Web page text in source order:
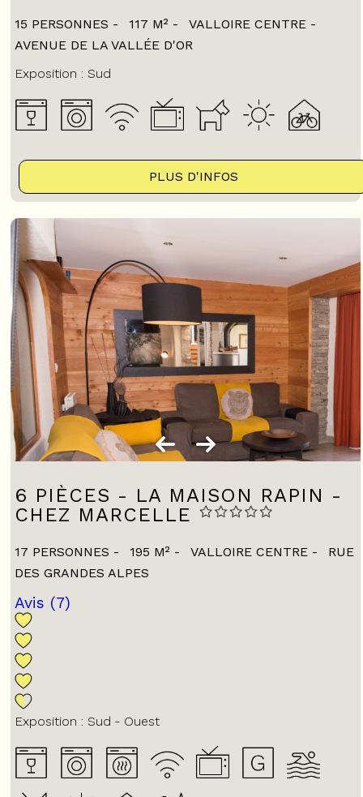
15 PERSONNES 117 M²
VALLOIRE CENTRE
AVENUE DE LA VALLÉE D'OR
Exposition : Sud
PLUS D'INFOS
6 PIÈCES - LA MAISON RAPIN -
CHEZ MARCELLE
17 PERSONNES 195 M² VALLOIRE CENTRE
RUE
DES GRANDES ALPES
Avis (7)
Exposition : Sud Ouest